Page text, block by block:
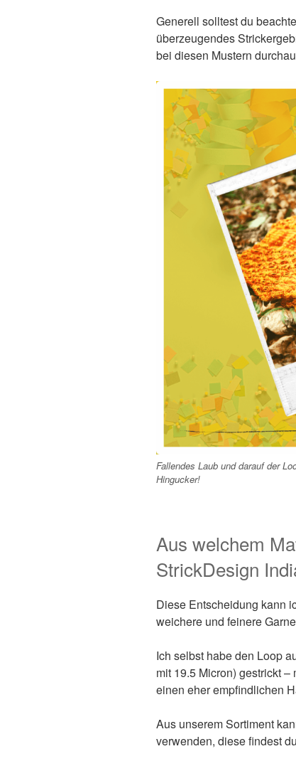
Generell solltest du
überzeugendes
bei diesen Mustern
Fallendes Laub und darauf der
Hingucker!
Aus welchem
StrickDesign
Diese Entscheidung kann
weichere und feinere
Ich selbst habe den Loop
mit 19.5 Micron) gestrickt
einen eher empfindlichen
Aus unserem Sortiment
verwenden, diese findest